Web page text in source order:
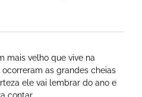
mais velho que vive na
as grandes cheias
ele vai lembrar do ano e